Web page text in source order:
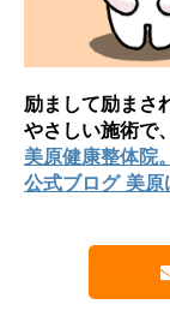
励まして励まさ
やさしい施術で
美原健康整体院
公式ブログ 美